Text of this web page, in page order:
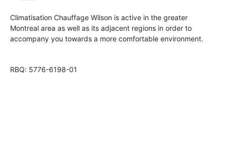
Climatisation Chauffage Wilson is active in the greater
Montreal area as well as its adjacent regions in order to
accompany you towards a more comfortable environment.
RBQ: 5776-6198-01